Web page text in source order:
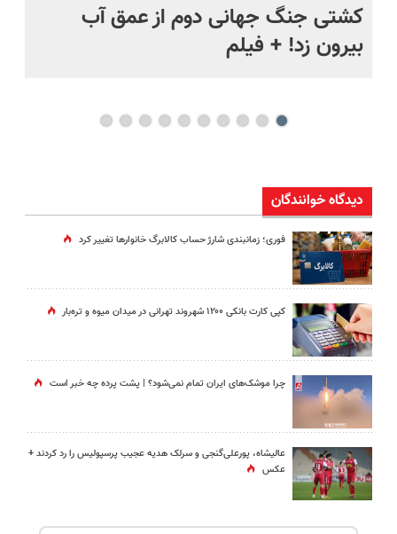
کشتی‌ جنگ جهانی دوم از عمق آب
بیرون زد! + فیلم
دیدگاه خوانندگان
فوری؛ زمانبندی‌ شارژ حساب کالابرگ خانوارها تغییر کرد
کپی کارت بانکی ۱۲۰۰ شهروند تهرانی در میدان میوه و تره‌بار
چرا موشک‌های ایران تمام نمی‌شود؟ | پشت پرده چه خبر است
عالیشاه، پورعلی‌گنجی و سرلک هدیه عجیب پرسپولیس را رد کردند +
عکس